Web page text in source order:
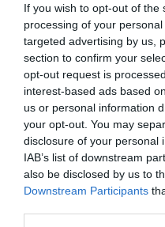
If you wish to opt-out of
processing of your
targeted advertising by us,
section to confirm your
opt-out request is
interest-based ads based
us or personal information
your opt-out. You may
disclosure of your personal
IAB’s list of downstream
also be disclosed by us to
Downstream Participants